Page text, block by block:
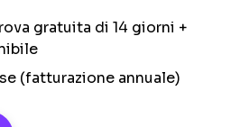
gratuita di 14 giorni +
(fatturazione annuale)